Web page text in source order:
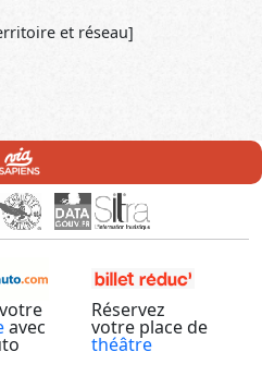
et réseau]
avec
Réservez
votre place de
théâtre